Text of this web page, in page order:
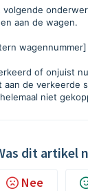
volgende
aan de wagen.
of onjuist
aan de verkeerde
niet
dit artikel
Nee